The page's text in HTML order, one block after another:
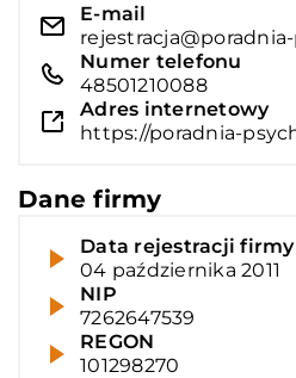
E-mail
Numer telefonu
48501210088
Adres internetowy
https://poradnia-
Dane firmy
Data rejestracji firmy
04 października 2011
NIP
7262647539
REGON
101298270